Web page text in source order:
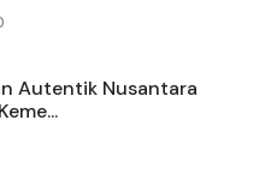
Autentik Nusantara